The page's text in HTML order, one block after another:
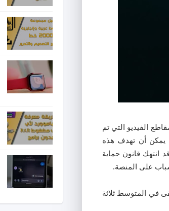
الفيديو التي تم
يمكن أن تهدف هذه
قد انتهك قانون حماية
على المنصة.
تضم أطفالاً دون سن 13 عاماً تتلقى في المتوسط ​ثلاثة